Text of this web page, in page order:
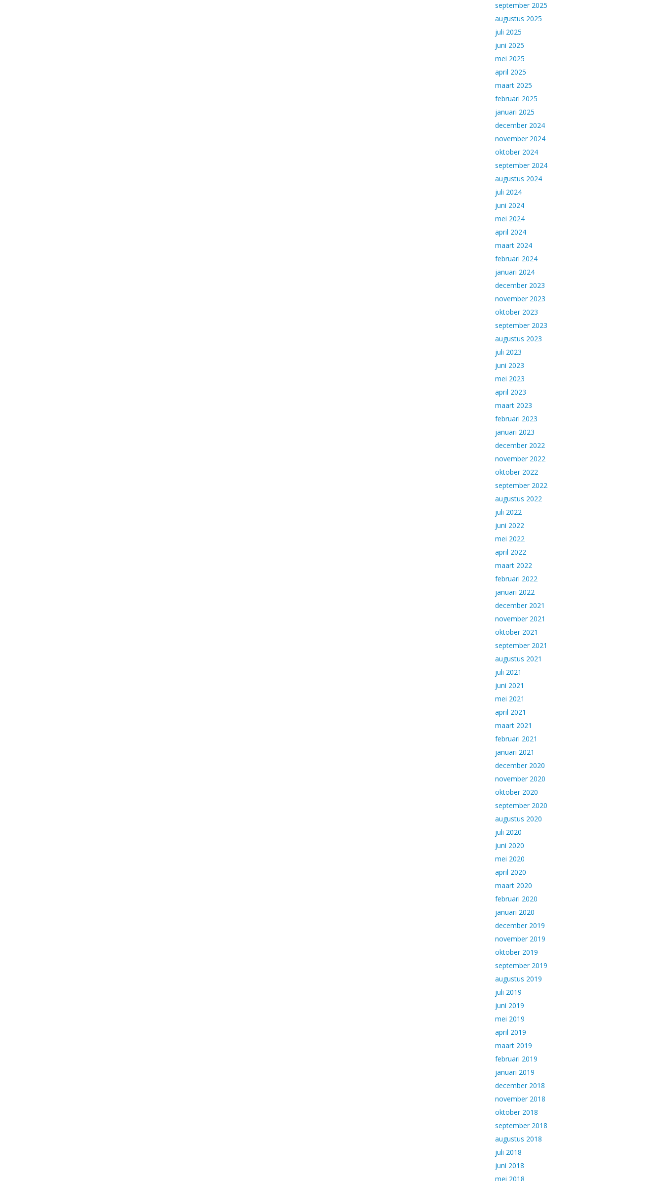
september 2025
augustus 2025
juli 2025
juni 2025
mei 2025
april 2025
maart 2025
februari 2025
januari 2025
december 2024
november 2024
oktober 2024
september 2024
augustus 2024
juli 2024
juni 2024
mei 2024
april 2024
maart 2024
februari 2024
januari 2024
december 2023
november 2023
oktober 2023
september 2023
augustus 2023
juli 2023
juni 2023
mei 2023
april 2023
maart 2023
februari 2023
januari 2023
december 2022
november 2022
oktober 2022
september 2022
augustus 2022
juli 2022
juni 2022
mei 2022
april 2022
maart 2022
februari 2022
januari 2022
december 2021
november 2021
oktober 2021
september 2021
augustus 2021
juli 2021
juni 2021
mei 2021
april 2021
maart 2021
februari 2021
januari 2021
december 2020
november 2020
oktober 2020
september 2020
augustus 2020
juli 2020
juni 2020
mei 2020
april 2020
maart 2020
februari 2020
januari 2020
december 2019
november 2019
oktober 2019
september 2019
augustus 2019
juli 2019
juni 2019
mei 2019
april 2019
maart 2019
februari 2019
januari 2019
december 2018
november 2018
oktober 2018
september 2018
augustus 2018
juli 2018
juni 2018
mei 2018